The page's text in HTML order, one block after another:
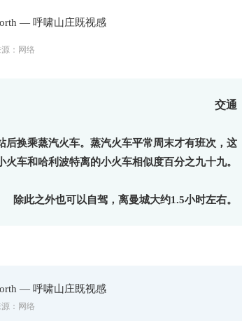
源：网络
交通
换乘蒸汽火车。蒸汽火车平常周末才有班次，这
火车和哈利波特离的小火车相似度百分之九十九。
除此之外也可以自驾，离曼城大约1.5小时左右。
源：网络